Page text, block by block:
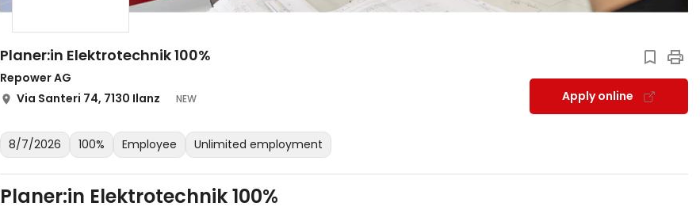
Planer:in Elektrotechnik 100%
Repower AG
Via Santeri 74, 7130 Ilanz
NEW Apply online
8/7/2026 100% Employee Unlimited employment
Planer:in Elektrotechnik 100%